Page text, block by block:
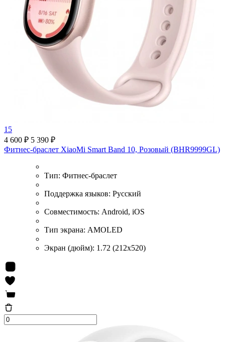
15
4 600 ₽ 5 390 ₽
Фитнес-браслет XiaoMi Smart Band 10, Розовый (BHR9999GL)
Тип: Фитнес-браслет
Поддержка языков: Русский
Совместимость: Android, iOS
Тип экрана: AMOLED
Экран (дюйм): 1.72 (212x520)